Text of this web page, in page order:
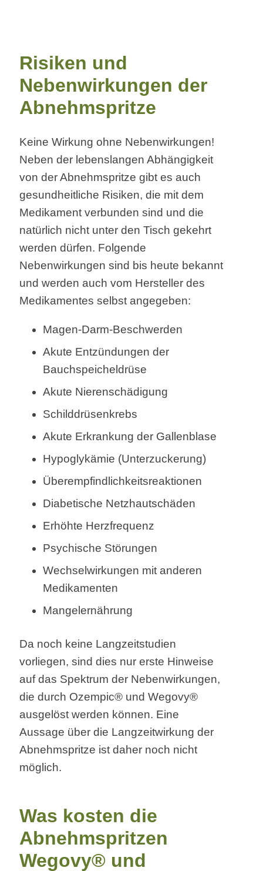
Risiken und
Nebenwirkungen der
Abnehmspritze
Keine Wirkung ohne Nebenwirkungen!
Neben der lebenslangen Abhängigkeit
von der Abnehmspritze gibt es auch
gesundheitliche Risiken, die mit dem
Medikament verbunden sind und die
natürlich nicht unter den Tisch gekehrt
werden dürfen. Folgende
Nebenwirkungen sind bis heute bekannt
und werden auch vom Hersteller des
Medikamentes selbst angegeben:
Magen-Darm-Beschwerden
Akute Entzündungen der
Bauchspeicheldrüse
Akute Nierenschädigung
Schilddrüsenkrebs
Akute Erkrankung der Gallenblase
Hypoglykämie (Unterzuckerung)
Überempfindlichkeitsreaktionen
Diabetische Netzhautschäden
Erhöhte Herzfrequenz
Psychische Störungen
Wechselwirkungen mit anderen
Medikamenten
Mangelernährung
Da noch keine Langzeitstudien
vorliegen, sind dies nur erste Hinweise
auf das Spektrum der Nebenwirkungen,
die durch Ozempic® und Wegovy®
ausgelöst werden können. Eine
Aussage über die Langzeitwirkung der
Abnehmspritze ist daher noch nicht
möglich.
Was kosten die
Abnehmspritzen
Wegovy® und